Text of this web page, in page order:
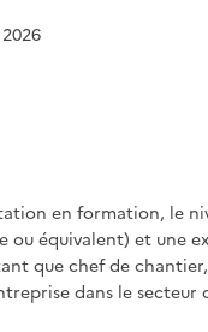
en formation, le
ou équivalent) et une
que chef de
dans le secteur